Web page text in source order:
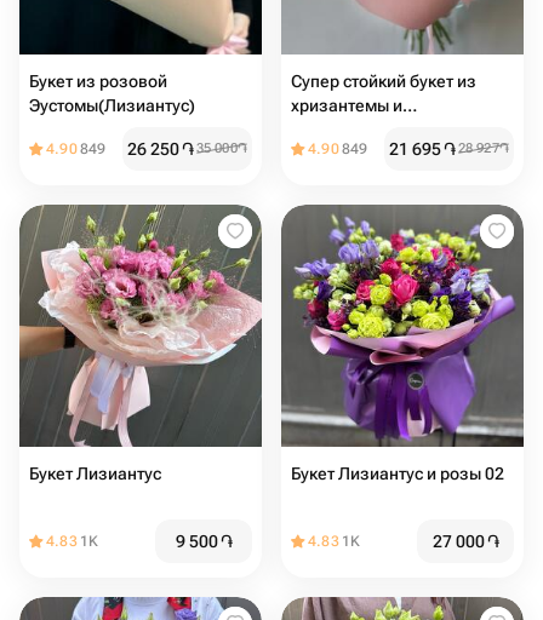
Букет из розовой
Эустомы(Лизиантус)
4.90849 26 250֏35 000֏
Супер стойкий букет из
хризантемы и
4.90849 21 695֏28 927֏
Букет Лизиантус
4.83 1K 9 500֏
Букет Лизиантус и розы 02
4.83 1K 27 000֏